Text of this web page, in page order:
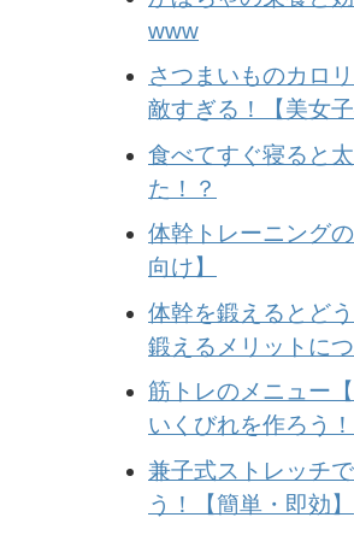
www
さつまいものカロ
敵すぎる！【美女子
食べてすぐ寝ると
た！？
体幹トレーニング
向け】
体幹を鍛えるとど
鍛えるメリットに
筋トレのメニュー
いくびれを作ろう！
兼子式ストレッチ
う！【簡単・即効】